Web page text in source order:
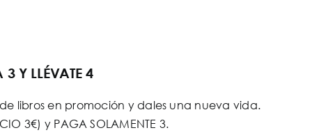
Y LLÉVATE 4
libros en promoción y dales una nueva vida.
3€) y PAGA SOLAMENTE 3.